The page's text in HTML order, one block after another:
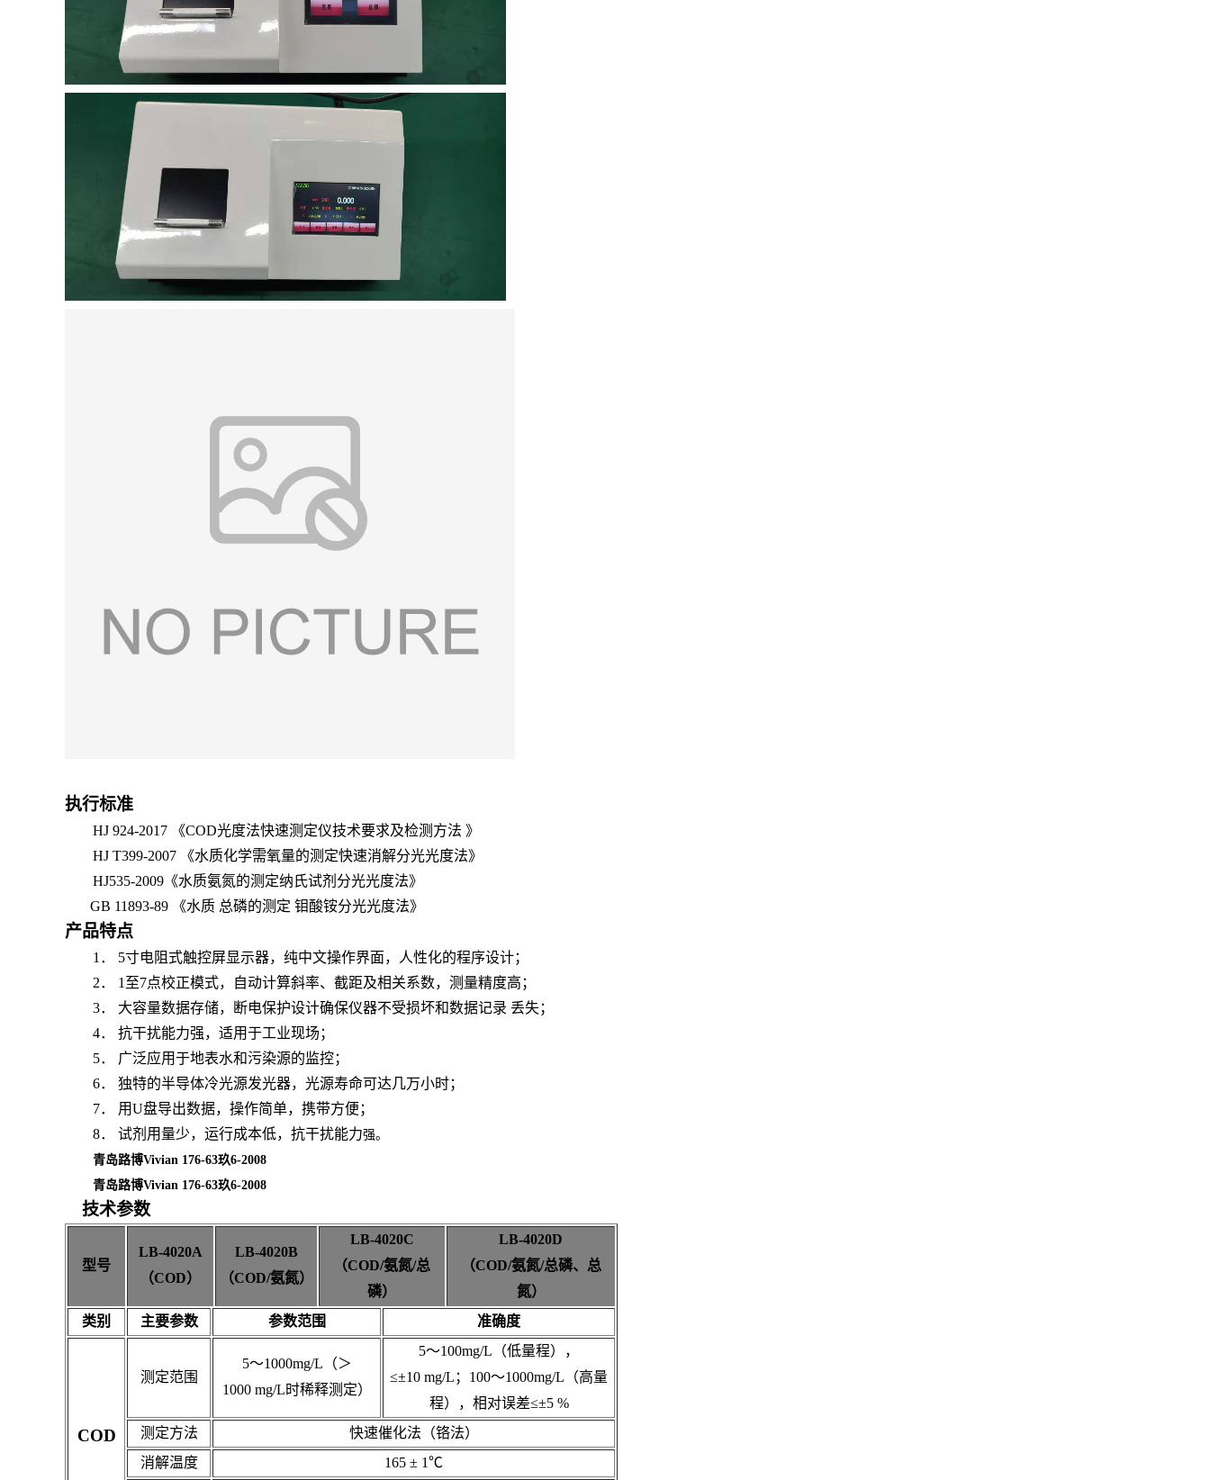
执行标准
HJ 924-2017 《COD光度法快速测定仪技术要求及检测方法 》
HJ T399-2007
《水质化学需氧量的测定快速消解分光光度法》
HJ535-2009 《水质氨氮的测定纳氏试剂分光光度法》
GB 11893-89
《水质 总磷的测定 钼酸铵分光光度法》
产品特点
1 ． 5寸电阻式触控屏显示器，纯中文操作界面，人性化的程序设计；
2． 1 至7点校正模式，自动计算斜率、截距及相关系数，测量精度高；
3．
大容量数据存储，断电保护设计确保仪器不受损坏和数据记录 丢失；
4．
抗干扰能力强，适用于工业现场；
5．
广泛应用于地表水和污染源的监控；
6．
独特的半导体冷光源发光器，光源寿命可达几万小时；
7． 用U盘导出数据，操作简单，携带方便；
8． 试剂用量少，运行成本低，抗干扰能力强。
青岛路博Vivian 176-63玖6-2008
青岛路博Vivian 176-63玖6-2008
技术参数
型号
LB-4020A
（COD）
LB-4020B
（COD/氨氮）
LB-4020C
（COD/氨氮/总
磷）
LB-4020D
（COD/氨氮/总磷、总
氮）
类别
主要参数 参数范围 准确度
COD
测定范围
5～1000mg/L （＞
1000 mg/L时稀释测定）
5～100mg/L （低量程），
≤±10 mg/L ； 100～1000mg/L （高量
程），相对误差≤±5 %
测定方法
快速催化法（铬法）
消解温度
165 ± 1℃